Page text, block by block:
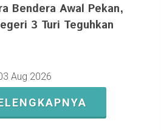
Bendera Awal Pekan,
3 Turi Teguhkan
Aug 2026